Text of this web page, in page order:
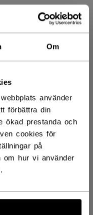
Om
använder
förbättra din
ökad prestanda och
cookies för
på
om hur vi använder
.
STORLEKSGUIDE